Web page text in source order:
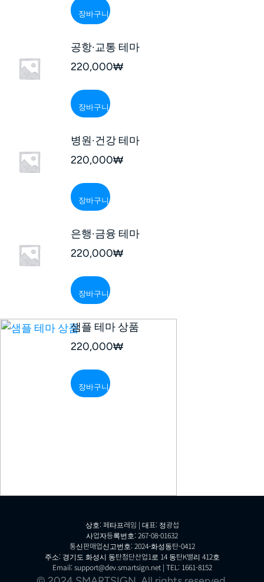
장바구니
공항·교통 테마
220,000₩
장바구니
병원·건강 테마
220,000₩
장바구니
은행·금융 테마
220,000₩
장바구니
샘플 테마 상품
220,000₩
장바구니
상호: 페타프레임 | 대표: 정광섭
사업자등록번호: 267-08-01632
통신판매업신고번호: 2024-화성동탄-0412
주소: 경기도 화성시 동탄첨단산업1로 14 동탄K밸리 412호
Email: support@dev.smartsign.net | TEL: 1661-8152